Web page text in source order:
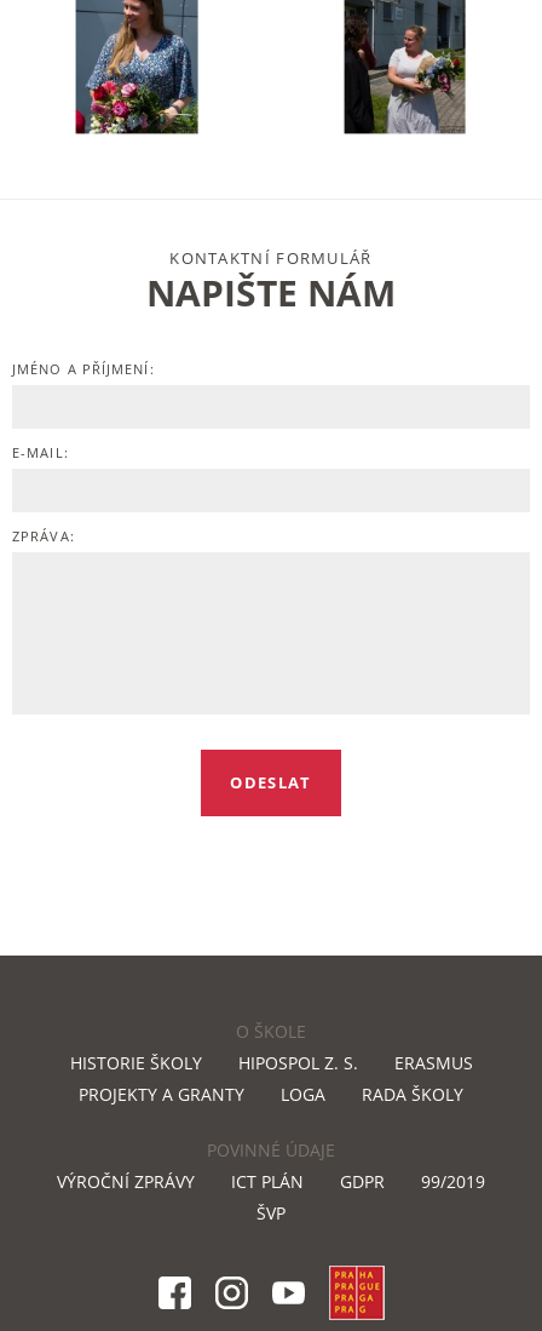
NAPIŠTE NÁM
KONTAKTNÍ FORMULÁŘ
JMÉNO A PŘÍJMENÍ:
E-MAIL:
ZPRÁVA:
O ŠKOLE
HISTORIE ŠKOLY
HIPOSPOL Z. S.
ERASMUS
PROJEKTY A GRANTY
LOGA RADA ŠKOLY
POVINNÉ ÚDAJE
VÝROČNÍ ZPRÁVY
ICT PLÁN GDPR
99/2019
ŠVP